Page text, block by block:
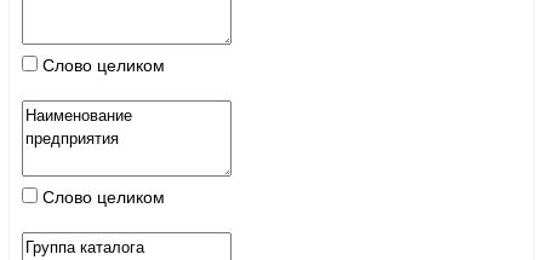
Слово целиком
Слово целиком